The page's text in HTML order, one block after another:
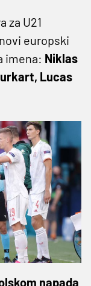
za U21
europski
imena: Niklas
Lucas
napada